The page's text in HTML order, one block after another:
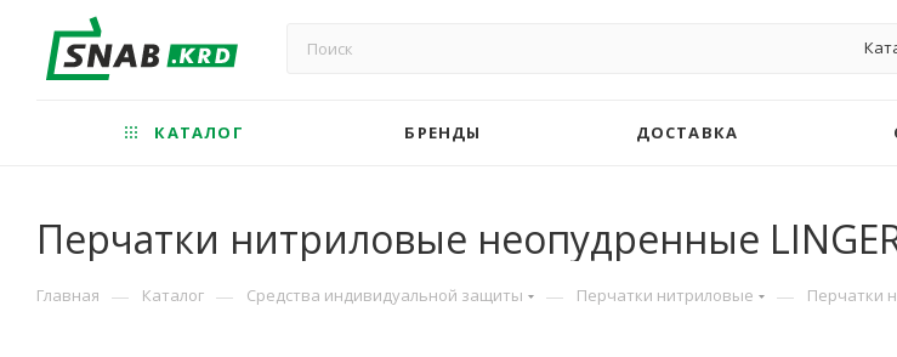
КАТАЛОГ БРЕНДЫ ДОСТАВКА
Перчатки нитриловые неопудренные
Главная — Каталог — Средства индивидуальной защиты — Перчатки нитриловые — Перчатки